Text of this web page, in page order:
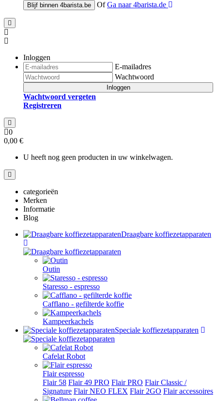
Blijf binnen 4barista.be Of Ga naar4barista.de
Inloggen
E-mailadres
Wachtwoord
Inloggen
Wachtwoord vergeten
Registreren
0
0,00 €
U heeft nog geen producten in uw winkelwagen.
categorieën
Merken
Informatie
Blog
Draagbare koffiezetapparaten
Outin
Staresso - espresso
Cafflano - gefilterde koffie
Kampeerkachels
Speciale koffiezetapparaten
Cafelat Robot
Flair espresso
Flair 58 Flair 49 PRO Flair PRO Flair Classic /
Signature Flair NEO FLEX Flair 2GO Flair accessoires